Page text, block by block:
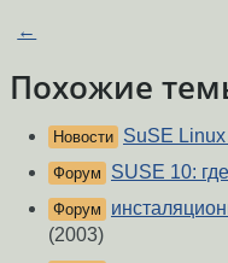
←
Похожие
Новости SuSE Linux
Форум SUSE 10:
Форум
(2003)